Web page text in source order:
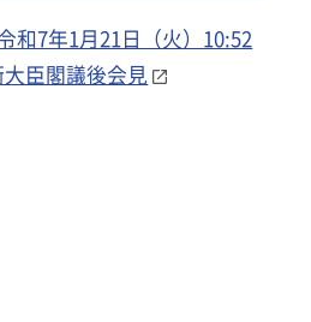
和7年1月21日（火）10:52
臣閣議後会見